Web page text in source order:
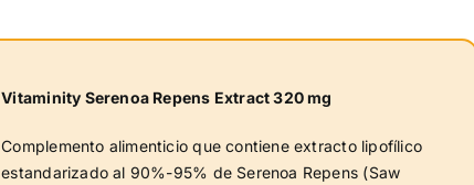
Vitaminity Serenoa Repens Extract 320 mg
Complemento alimenticio que contiene extracto lipofílico
estandarizado al 90%-95% de Serenoa Repens (Saw